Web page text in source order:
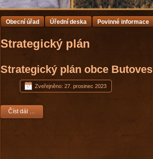
Obecní úřad Úřední deska Povinné informace
Strategický plán
Strategický plán obce Butoves
Zveřejněno: 27. prosinec 2023
Číst dál …